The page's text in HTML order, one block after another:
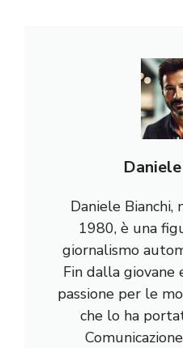
Daniele Bianchi,
1980, è una
giornalismo
Fin dalla
passione per le
che lo ha